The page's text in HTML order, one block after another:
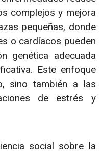
complejos y mejora
pequeñas, donde
o cardíacos pueden
genética adecuada
Este enfoque
sino también a las
de estrés y
social sobre la